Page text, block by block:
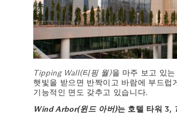
Tipping Wall(티핑 월)을 마주 보고 있는
햇빛을 받으면 반짝이고 바람에 부드
기능적인 면도 갖추고 있습니다.
Wind Arbor(윈드 아버)는 호텔 타워 3,